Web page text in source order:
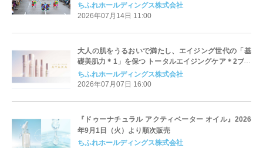
ちふれホールディングス株式会社
2026年07月14日 11:00
大人の肌をうるおいで満たし、エイジング世代の「基
礎美肌力＊1」を保つ トータルエイジングケア＊2ブラ
ンド「AYAKA」より『モイスト ケア アミュレット シ
リーズ』新発売
ちふれホールディングス株式会社
2026年07月07日 16:00
『ドゥーナチュラル アクティベーター オイル』2026
年9月1日（火）より順次販売
ちふれホールディングス株式会社